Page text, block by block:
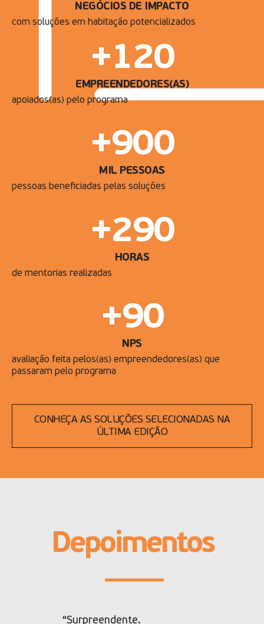
NEGÓCIOS DE IMPACTO
com soluções em habitação potencializados
EMPREENDEDORES(AS)
+120
apoiados(as) pelo programa
MIL PESSOAS
+900
pessoas beneficiadas pelas soluções
HORAS
+290
de mentorias realizadas
NPS
+90
avaliação feita pelos(as) empreendedores(as) que
passaram pelo programa
CONHEÇA AS SOLUÇÕES SELECIONADAS NA
ÚLTIMA EDIÇÃO
Depoimentos
“Surpreendente.